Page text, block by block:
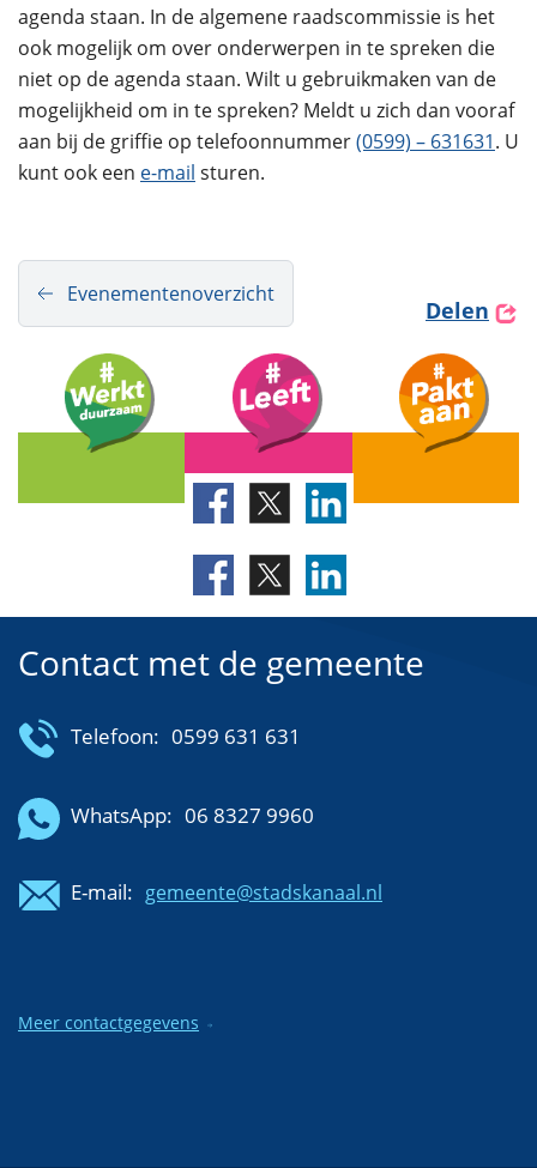
agenda staan. In de algemene raadscommissie is het
ook mogelijk om over onderwerpen in te spreken die
niet op de agenda staan. Wilt u gebruikmaken van de
mogelijkheid om in te spreken? Meldt u zich dan vooraf
aan bij de griffie op telefoonnummer(0599) – 631631. U
kunt ook een e-mail sturen.
Evenementenoverzicht
Delen
Contact met de gemeente
Telefoon: 0599 631 631
WhatsApp: 06 8327 9960
E-mail: gemeente@stadskanaal.nl
Meer contactgegevens